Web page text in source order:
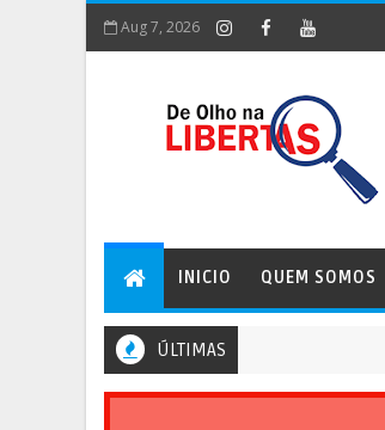
Aug 7, 2026
INICIO QUEM SOMOS
ÚLTIMAS